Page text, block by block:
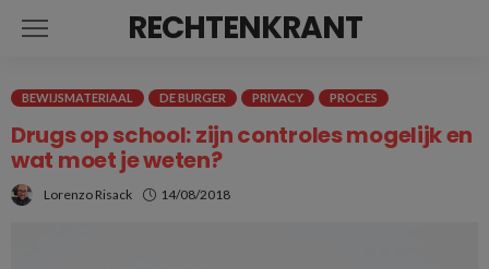
RECHTENKRANT
BEWIJSMATERIAAL DE BURGER PRIVACY PROCES
Drugs op school: zijn controles mogelijk en
wat moet je weten?
Lorenzo Risack 14/08/2018